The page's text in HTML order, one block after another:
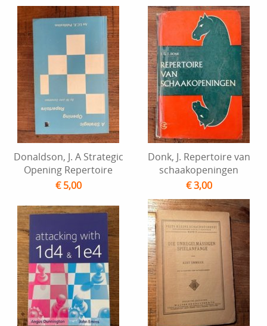
Donaldson, J. A Strategic
Opening Repertoire
€ 5,00
Donk, J. Repertoire van
schaakopeningen
€ 3,00